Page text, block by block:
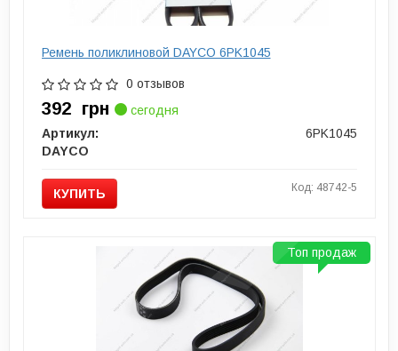
Ремень поликлиновой DAYCO 6PK1045
0 отзывов
392 грн
сегодня
Артикул:
6PK1045
DAYCO
КУПИТЬ Код: 48742-5
Топ продаж